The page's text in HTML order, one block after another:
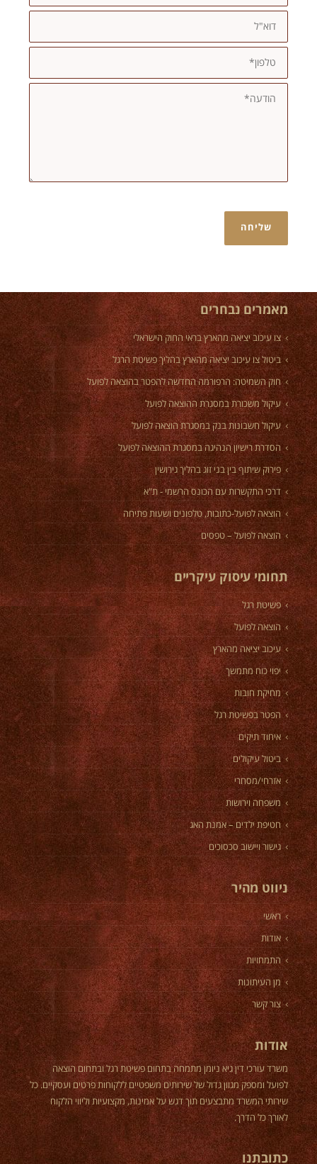
מאמרים נבחרים
צו עיכוב יציאה מהארץ בראי החוק הישראלי
ביטול צו עיכוב יציאה מהארץ בהליך פשיטת הרגל
חוק השמיטה: הרפורמה החדשה להפטר בהוצאה לפועל
עיקול משכורת במסגרת ההוצאה לפועל
עיקול חשבונות בנק במסגרת הוצאה לפועל
הסדרת רישיון הנהיגה במסגרת ההוצאה לפועל
פירוק שיתוף בין בני זוג בהליך גירושין
דרכי התקשרות עם הכונס הרשמי - ת"א
הוצאה לפועל-כתובות, טלפונים ושעות פתיחה
הוצאה לפועל – טפסים
תחומי עיסוק עיקריים
פשיטת רגל
הוצאה לפועל
עיכוב יציאה מהארץ
יפוי כוח מתמשך
מחיקת חובות
הפטר בפשיטת רגל
איחוד תיקים
ביטול עיקולים
אזרחי/מסחרי
משפחה וירושות
חטיפת ילדים – אמנת האג
גישור ויישוב סכסוכים
ניווט מהיר
ראשי
אודות
התמחויות
מן העיתונות
צור קשר
אודות
משרד עורכי דין גיא ניומן מתמחה בתחום פשיטת רגל ובתחום הוצאה
לפועל ומספק מגוון גדול של שירותים משפטיים ללקוחות פרטים ועסקיים. כל
שירותי המשרד מתבצעים תוך דגש על אמינות, מקצועיות וליווי הלקוח
לאורך כל הדרך.
כתובתנו